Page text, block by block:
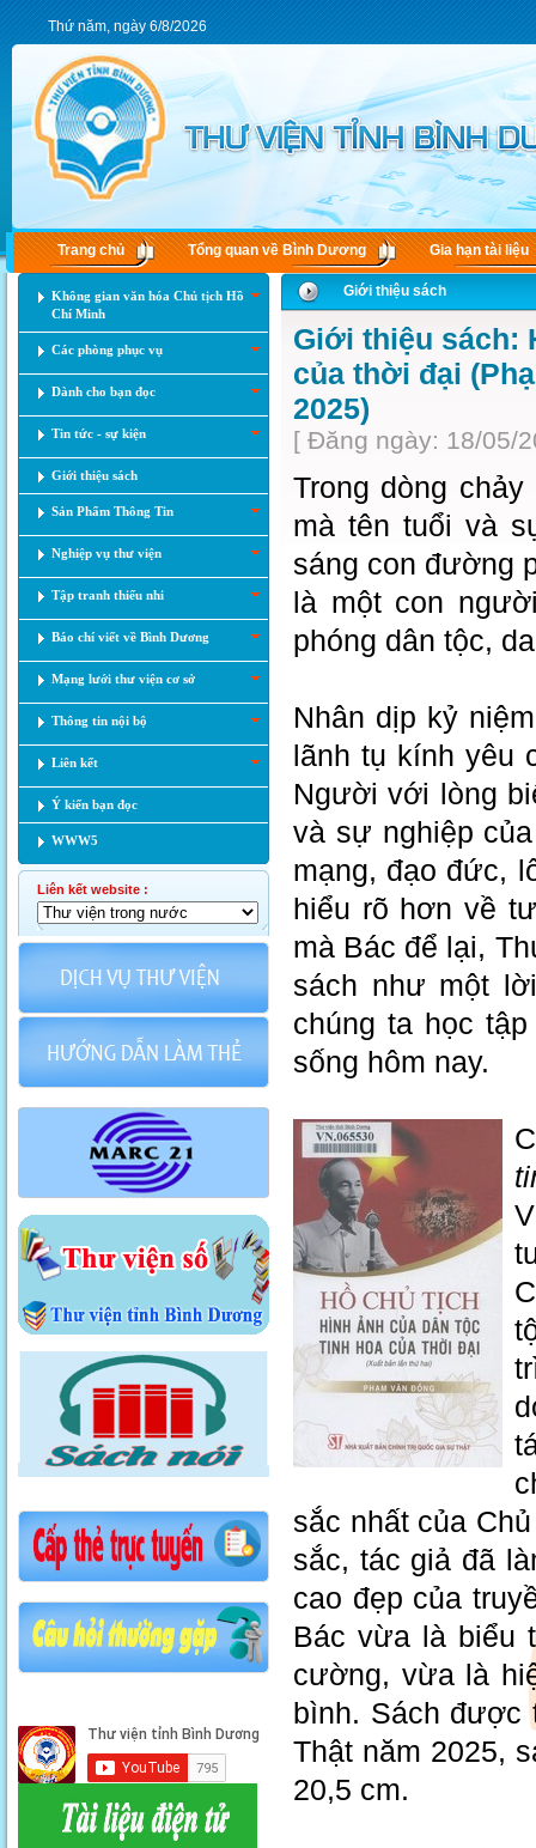
Thứ năm, ngày 6/8/2026
Trang chủ Tổng quan về Bình Dương Gia hạn tài liệu
Không gian văn hóa Chủ tịch Hồ
Chí Minh
Các phòng phục vụ
Dành cho bạn đọc
Tin tức - sự kiện
Giới thiệu sách
Sản Phẩm Thông Tin
Nghiệp vụ thư viện
Tập tranh thiếu nhi
Báo chí viết về Bình Dương
Mạng lưới thư viện cơ sở
Thông tin nội bộ
Liên kết
Ý kiến bạn đọc
WWW5
Liên kết website :
Giới thiệu sách
Giới thiệu sách:
của thời đại
2025)
[ Đăng ngày: 18/05/
Trong dòng
mà tên tuổi và
sáng con đường
là một con
phóng dân tộc,
Nhân dịp kỷ
lãnh tụ kính yêu
Người với lòng
và sự nghiệp
mạng, đạo đức,
hiểu rõ hơn về
mà Bác để lại,
sách như một
chúng ta học
sống hôm nay.
sắc nhất của
sắc, tác giả đã
cao đẹp của
Bác vừa là biểu
cường, vừa là
bình. Sách được
Thật năm 2025,
20,5 cm.